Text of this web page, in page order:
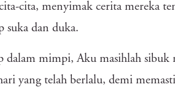
cita, menyimak cerita mereka
suka dan duka.
dalam mimpi, Aku masihlah sibuk
yang telah berlalu, demi